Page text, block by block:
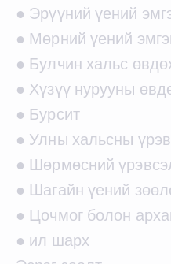
● Эрүүний үений
● Мөрний үений
● Булчин хальс
● Хүзүү нурууны
● Бурсит
● Улны хальсны
● Шөрмөсний
● Шагайн үений
● Цочмог болон
● ил шарх